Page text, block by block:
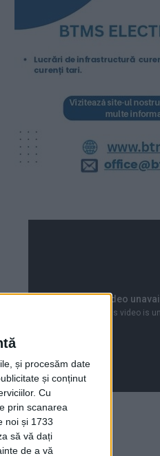
și procesăm date
și conținut
Cu
prin scanarea
noi și 1733
să vă dați
de a vă
Articole recente